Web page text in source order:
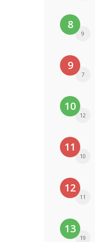
8
9
9
7
10
12
11
10
12
11
13
19